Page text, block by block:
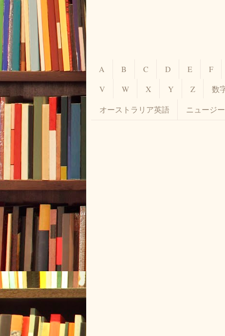
A B C D E F
V
W X Y Z 数
オーストラリア英語 ニュージ